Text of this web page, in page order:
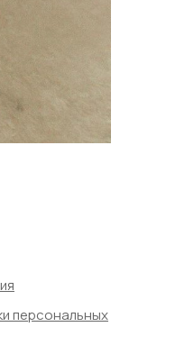
персональных